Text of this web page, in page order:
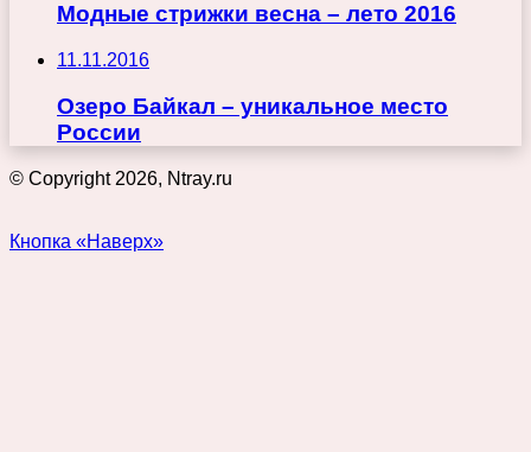
Модные стрижки весна – лето 2016
11.11.2016
Озеро Байкал – уникальное место
России
© Copyright 2026, Ntray.ru
Кнопка «Наверх»